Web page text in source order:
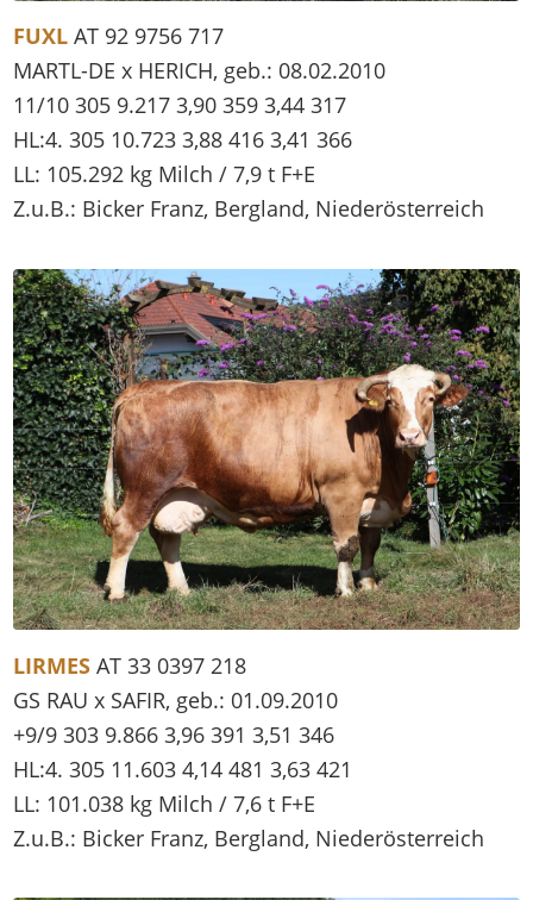
FUXL AT 92 9756 717
MARTL-DE x HERICH, geb.: 08.02.2010
11/10 305 9.217 3,90 359 3,44 317
HL:4. 305 10.723 3,88 416 3,41 366
LL: 105.292 kg Milch / 7,9 t F+E
Z.u.B.: Bicker Franz, Bergland, Niederösterreich
LIRMES AT 33 0397 218
GS RAU x SAFIR, geb.: 01.09.2010
+9/9 303 9.866 3,96 391 3,51 346
HL:4. 305 11.603 4,14 481 3,63 421
LL: 101.038 kg Milch / 7,6 t F+E
Z.u.B.: Bicker Franz, Bergland, Niederösterreich